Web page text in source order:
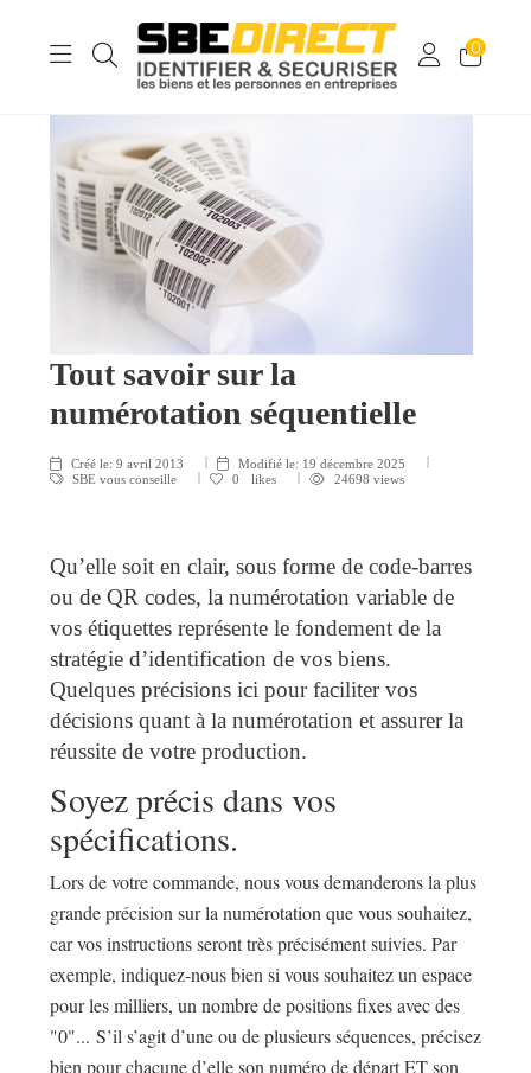
0
Tout savoir sur la
numérotation séquentielle
Créé le: 9 avril 2013 Modifié le: 19 décembre 2025
SBE vous conseille
0 likes 24698 views
Qu’elle soit en clair, sous forme de code-barres
ou de QR codes, la numérotation variable de
vos étiquettes représente le fondement de la
stratégie d’identification de vos biens.
Quelques précisions ici pour faciliter vos
décisions quant à la numérotation et assurer la
réussite de votre production.
Soyez précis dans vos
spécifications.
Lors de votre commande, nous vous demanderons la plus
grande précision sur la numérotation que vous souhaitez,
car vos instructions seront très précisément suivies. Par
exemple, indiquez-nous bien si vous souhaitez un espace
pour les milliers, un nombre de positions fixes avec des
"0"... S’il s’agit d’une ou de plusieurs séquences, précisez
bien pour chacune d’elle son numéro de départ ET son